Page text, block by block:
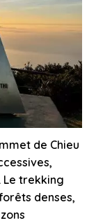
de Chieu
Le trekking
denses,